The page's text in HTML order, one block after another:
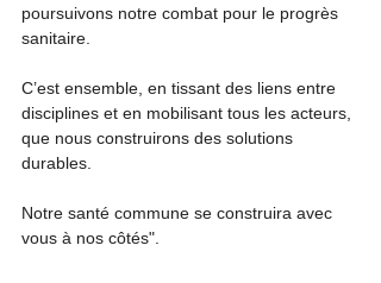
poursuivons notre combat pour le progrès
sanitaire.
C’est ensemble, en tissant des liens entre
disciplines et en mobilisant tous les acteurs,
que nous construirons des solutions
durables.
Notre santé commune se construira avec
vous à nos côtés".